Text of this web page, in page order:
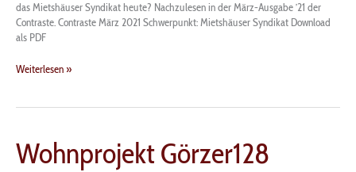
das Mietshäuser Syndikat heute? Nachzulesen in der März-Ausgabe ’21 der
Contraste. Contraste März 2021 Schwerpunkt: Mietshäuser Syndikat Download
als PDF
Weiterlesen »
Wohnprojekt Görzer128
Wohnprojekt
Görzer128